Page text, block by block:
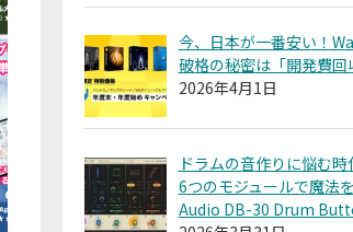
今、日本が一番安い！
破格の秘密は「開発費回
2026年4月1日
ドラムの音作りに悩む
6つのモジュールで魔法
Audio DB-30 Drum